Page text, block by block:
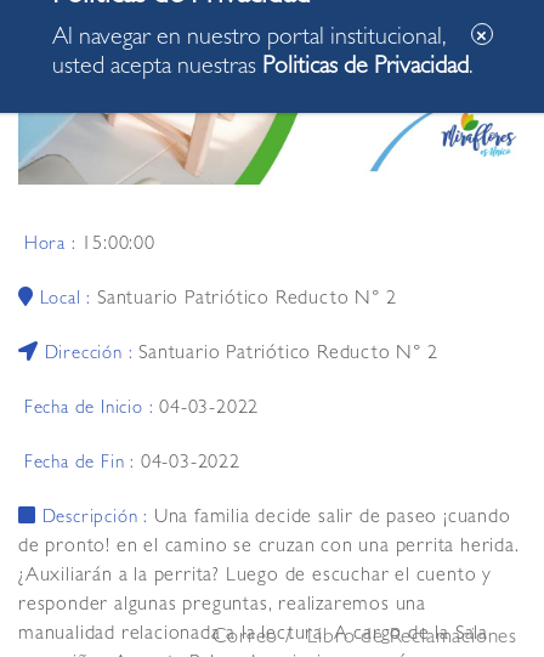
Hora : 15:00:00
Local :Santuario Patriótico Reducto N° 2
Dirección :Santuario Patriótico Reducto N° 2
Fecha de Inicio :04-03-2022
Fecha de Fin : 04-03-2022
Descripción : Una familia decide salir de paseo ¡cuando
de pronto! en el camino se cruzan con una perrita herida.
¿Auxiliarán a la perrita? Luego de escuchar el cuento y
responder algunas preguntas, realizaremos una
manualidad relacionada a la lectura. A cargo de la Sala
Correo Libro de Reclamaciones
Al navegar en nuestro portal institucional,
usted acepta nuestras Politicas de Privacidad.